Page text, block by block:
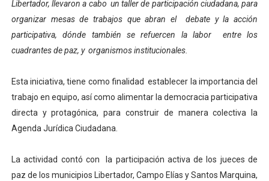
Alcaldía del Municipio Libertador realizó una jornada
Fundacite Mérida dicta taller gratuito de electrónica
Impulsan plan estratégico de seguridad ciudadana
Jornada social benefició a 250 familias en Los
Libertador, llevaron a cabo un taller de participación ciudadana, para
organizar mesas de trabajos que abran el debate y la acción
participativa, dónde también se refuercen la labor entre los
cuadrantes de paz, y organismos institucionales.
Esta iniciativa, tiene como finalidad establecer la importancia del
trabajo en equipo, así como alimentar la democracia participativa
directa y protagónica, para construir de manera colectiva la
Agenda Jurídica Ciudadana.
La actividad contó con la participación activa de los jueces de
paz de los municipios Libertador, Campo Elías y Santos Marquina,